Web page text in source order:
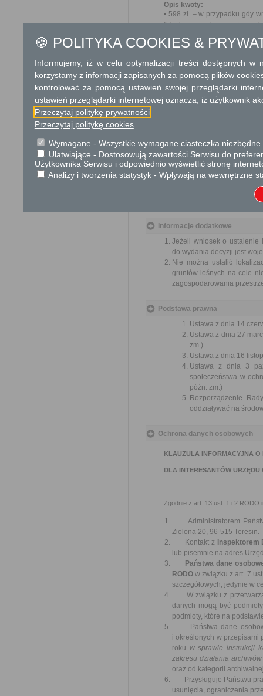
Opis kwoty:
• 598 zł. – w przypadku gdy
17 zł. - za pełnomocnictwo
8:00 - 15:30, - czwartek,
Tryb odwoławczy
Odwołanie wnosi się do
za pośrednictwem organu,
Przedmiotem skargi może
ich pracowników, naruszenie
spraw. Przedmiotem
usprawnienie pracy i
Organ właściwy dla
Informacje dodatkowe
Jeżeli wniosek o ustalenie
do wydania decyzji jest
Nie można ustalić
gruntów leśnych na cele
zagospodarowania
Podstawa prawna
Ustawa z dnia 14
Ustawa z dnia 27
zm.)
Ustawa z dnia 16
Ustawa z dnia 3
społeczeństwa w
późn. zm.)
Rozporządzenie
oddziaływać na
Ochrona danych osobowych
KLAUZULA INFORMACYJNA O
DLA INTERESANTÓW URZĘDU
Zgodnie z art. 13 ust. 1 i 2 RODO
Administratorem
Zielona 20, 96-515 Teresin.
Kontakt z
Inspektorem
lub pisemnie na adres
Państwa dane
RODO w związku z art. 7
szczegółowych, jedynie w
W związku z
danych mogą być
podmioty, które na
Państwa dane
i określonych w przepisami
roku w sprawie instrukcji
zakresu działania archiwów
oraz od kategorii
Przysługuje Państwu
usunięcia, ograniczenia
🍪 POLITYKA COOKIES &
Informujemy, iż w celu optymalizacji treści dostępnych w
korzystamy z informacji zapisanych za pomocą plików
kontrolować za pomocą ustawień swojej przeglądarki
ustawień przeglądarki internetowej oznacza, iż użytkownik
Przeczytaj politykę prywatności
Przeczytaj politykę cookies
Wymagane - Wszystkie wymagane ciasteczka
Ułatwiające - Dostosowują zawartości Serwisu do
Użytkownika Serwisu i odpowiednio wyświetlić stronę
Analizy i tworzenia statystyk - Wpływają na wewnętrzne